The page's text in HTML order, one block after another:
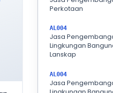
Perkotaan
AL004
Jasa
Lingkungan
Lanskap
AL004
Jasa